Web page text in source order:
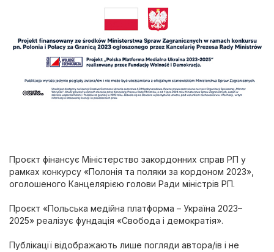
Проєкт фінансує Міністерство закордонних справ РП у
рамках конкурсу «Полонія та поляки за кордоном 2023»,
оголошеного Канцелярією голови Ради міністрів РП.
Проєкт «Польська медійна платформа – Україна 2023–
2025» реалізує фундація «Свобода і демократія».
Публікації відображають лише погляди автора/ів і не